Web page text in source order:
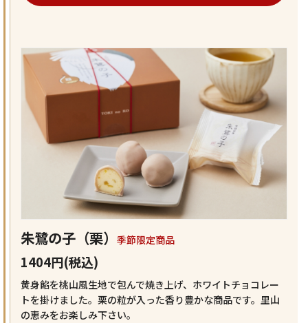
朱鷺の子（栗） 季節限定商品
1404円(税込)
黄身餡を桃山風生地で包んで焼き上げ、ホワイトチョコレー
トを掛けました。栗の粒が入った香り豊かな商品です。里山
の恵みをお楽しみ下さい。